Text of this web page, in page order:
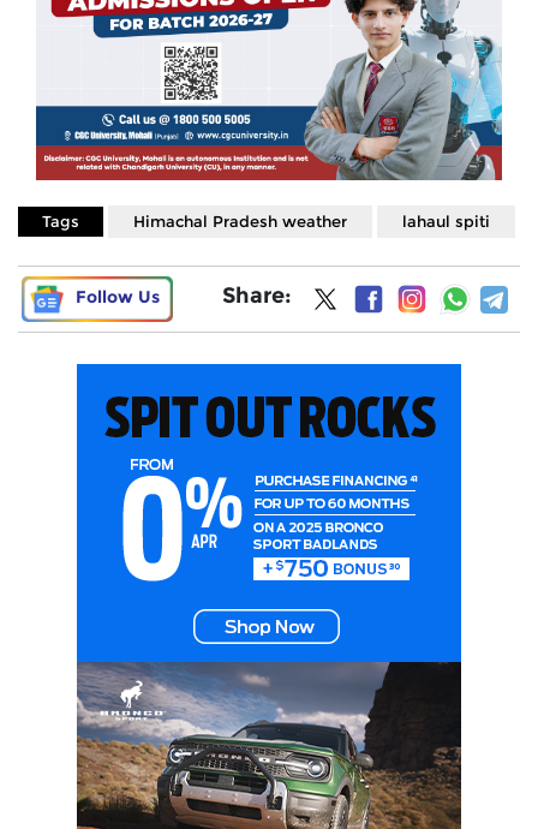
Tags Himachal Pradesh weather lahaul spiti
Follow Us Share: